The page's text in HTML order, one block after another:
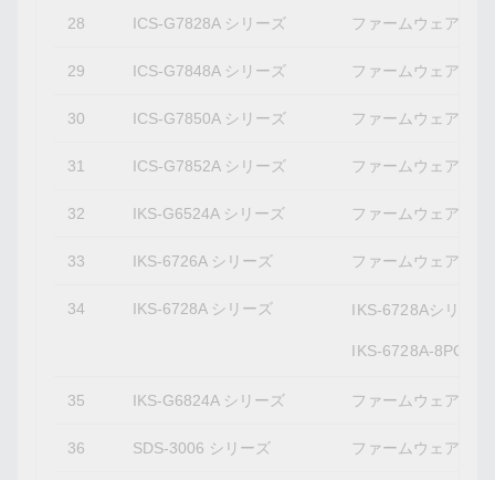
28 ICS-G7828A シリーズ ファームウェアバ
29 ICS-G7848A シリーズ ファームウェアバ
30 ICS-G7850A シリーズ ファームウェアバ
31 ICS-G7852A シリーズ ファームウェアバ
32 IKS-G6524A シリーズ ファームウェアバ
33 IKS-6726A シリーズ ファームウェアバ
34 IKS-6728A シリーズ IKS-6728Aシリー
IKS-6728A-8POE
35 IKS-G6824A シリーズ ファームウェアバ
36 SDS-3006 シリーズ ファームウェアバ